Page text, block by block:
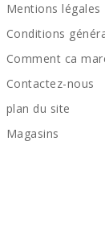
Mentions légales
Conditions
Comment ca
Contactez-nous
plan du site
Magasins